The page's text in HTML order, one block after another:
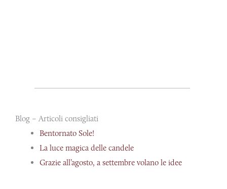
Blog – Articoli consigliati
Bentornato Sole!
La luce magica delle candele
Grazie all’agosto, a settembre volano le idee